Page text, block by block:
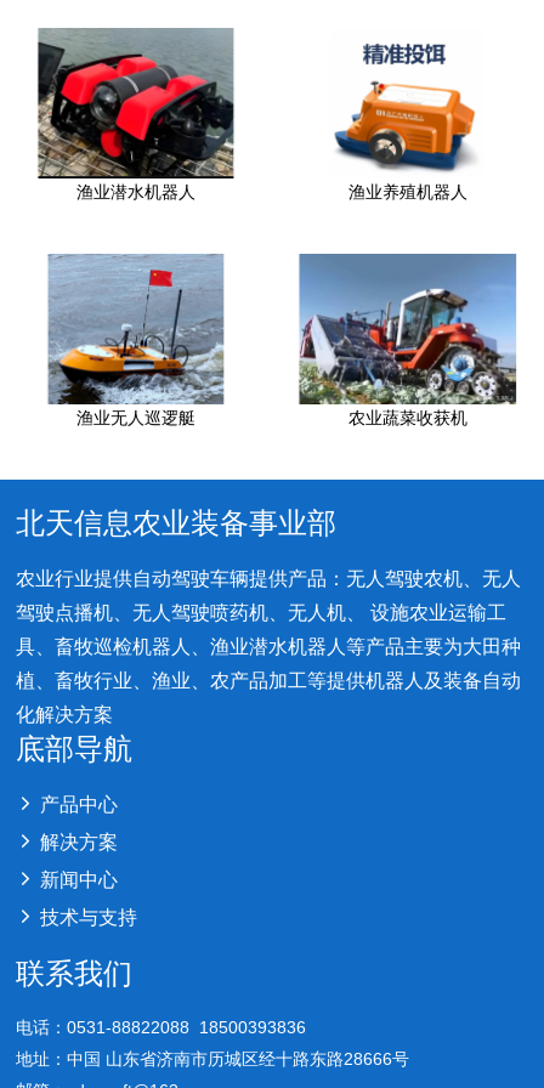
渔业潜水机器人 渔业养殖机器人
渔业无人巡逻艇 农业蔬菜收获机
北天信息农业装备事业部
农业行业提供自动驾驶车辆提供产品：无人驾驶农机、无人
驾驶点播机、无人驾驶喷药机、无人机、 设施农业运输工
具、畜牧巡检机器人、渔业潜水机器人等产品主要为大田种
植、畜牧行业、渔业、农产品加工等提供机器人及装备自动
化解决方案
底部导航
产品中心
解决方案
新闻中心
技术与支持
联系我们
电话：0531-88822088 18500393836
地址：中国 山东省济南市历城区经十路东路28666号